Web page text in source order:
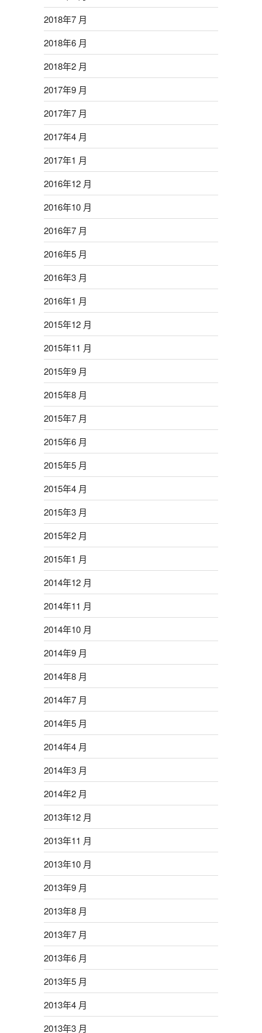
2018年7 月
2018年6 月
2018年2 月
2017年9 月
2017年7 月
2017年4 月
2017年1 月
2016年12 月
2016年10 月
2016年7 月
2016年5 月
2016年3 月
2016年1 月
2015年12 月
2015年11 月
2015年9 月
2015年8 月
2015年7 月
2015年6 月
2015年5 月
2015年4 月
2015年3 月
2015年2 月
2015年1 月
2014年12 月
2014年11 月
2014年10 月
2014年9 月
2014年8 月
2014年7 月
2014年5 月
2014年4 月
2014年3 月
2014年2 月
2013年12 月
2013年11 月
2013年10 月
2013年9 月
2013年8 月
2013年7 月
2013年6 月
2013年5 月
2013年4 月
2013年3 月